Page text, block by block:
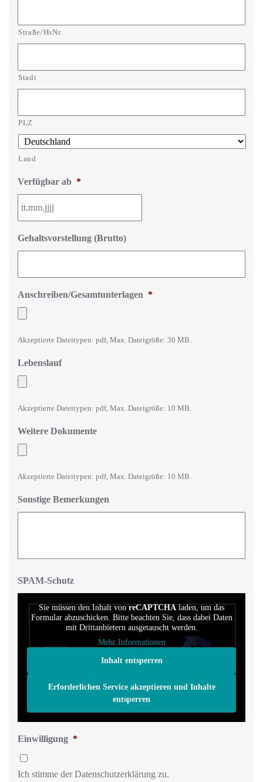
Straße/HsNr.
Stadt
PLZ
Land
Verfügbar ab *
Gehaltsvorstellung (Brutto)
Anschreiben/Gesamtunterlagen *
Akzeptierte Dateitypen: pdf, Max. Dateigröße: 30 MB.
Lebenslauf
Akzeptierte Dateitypen: pdf, Max. Dateigröße: 10 MB.
Weitere Dokumente
Akzeptierte Dateitypen: pdf, Max. Dateigröße: 10 MB.
Sonstige Bemerkungen
SPAM-Schutz
Sie müssen den Inhalt vonreCAPTCHAladen, um das
Formular abzuschicken. Bitte beachten Sie, dass dabei Daten
mit Drittanbietern ausgetauscht werden.
Mehr Informationen
Inhalt entsperren
Erforderlichen Service akzeptieren und Inhalte
entsperren
Einwilligung *
Ich stimme der Datenschutzerklärung zu.